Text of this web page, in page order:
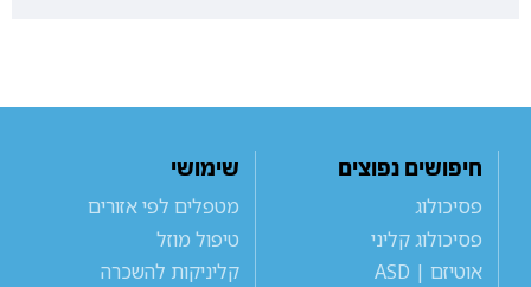
חיפושים נפוצים
פסיכולוג
פסיכולוג קליני
אוטיזם | ASD
שימושי
מטפלים לפי אזורים
טיפול מוזל
קליניקות להשכרה